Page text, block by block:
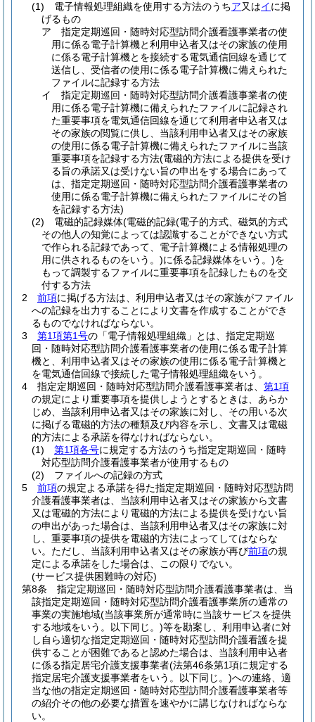
(1)
電子情報処理組織を使用する方法のうちア又はイに掲
げるもの
ア
指定定期巡回・随時対応型訪問介護看護事業者の使
用に係る電子計算機と利用申込者又はその家族の使用
に係る電子計算機とを接続する電気通信回線を通じて
送信し、受信者の使用に係る電子計算機に備えられた
ファイルに記録する方法
イ
指定定期巡回・随時対応型訪問介護看護事業者の使
用に係る電子計算機に備えられたファイルに記録され
た重要事項を電気通信回線を通じて利用者申込者又は
その家族の閲覧に供し、当該利用申込者又はその家族
の使用に係る電子計算機に備えられたファイルに当該
重要事項を記録する方法(電磁的方法による提供を受け
る旨の承諾又は受けない旨の申出をする場合にあって
は、指定定期巡回・随時対応型訪問介護看護事業者の
使用に係る電子計算機に備えられたファイルにその旨
を記録する方法)
(2)
電磁的記録媒体(電磁的記録(電子的方式、磁気的方式
その他人の知覚によっては認識することができない方式
で作られる記録であって、電子計算機による情報処理の
用に供されるものをいう。)に係る記録媒体をいう。)を
もって調製するファイルに重要事項を記録したものを交
付する方法
2
前項に掲げる方法は、利用申込者又はその家族がファイル
への記録を出力することにより文書を作成することができ
るものでなければならない。
3
第1項第1号の「電子情報処理組織」とは、指定定期巡
回・随時対応型訪問介護看護事業者の使用に係る電子計算
機と、利用申込者又はその家族の使用に係る電子計算機と
を電気通信回線で接続した電子情報処理組織をいう。
4
指定定期巡回・随時対応型訪問介護看護事業者は、 第1項
の規定により重要事項を提供しようとするときは、あらか
じめ、当該利用申込者又はその家族に対し、その用いる次
に掲げる電磁的方法の種類及び内容を示し、文書又は電磁
的方法による承諾を得なければならない。
(1)
第1項各号に規定する方法のうち指定定期巡回・随時
対応型訪問介護看護事業者が使用するもの
(2)
ファイルへの記録の方式
5
前項の規定よる承諾を得た指定定期巡回・随時対応型訪問
介護看護事業者は、当該利用申込者又はその家族から文書
又は電磁的方法により電磁的方法による提供を受けない旨
の申出があった場合は、当該利用申込者又はその家族に対
し、重要事項の提供を電磁的方法によってしてはならな
い。 ただし、当該利用申込者又はその家族が再び前項の規
定による承諾をした場合は、この限りでない。
(サービス提供困難時の対応)
第8条
指定定期巡回・随時対応型訪問介護看護事業者は、当
該指定定期巡回・随時対応型訪問介護看護事業所の通常の
事業の実施地域(当該事業所が通常時に当該サービスを提供
する地域をいう。以下同じ。)等を勘案し、利用申込者に対
し自ら適切な指定定期巡回・随時対応型訪問介護看護を提
供することが困難であると認めた場合は、当該利用申込者
に係る指定居宅介護支援事業者(法第46条第1項に規定する
指定居宅介護支援事業者をいう。以下同じ。)への連絡、適
当な他の指定定期巡回・随時対応型訪問介護看護事業者等
の紹介その他の必要な措置を速やかに講じなければならな
い。